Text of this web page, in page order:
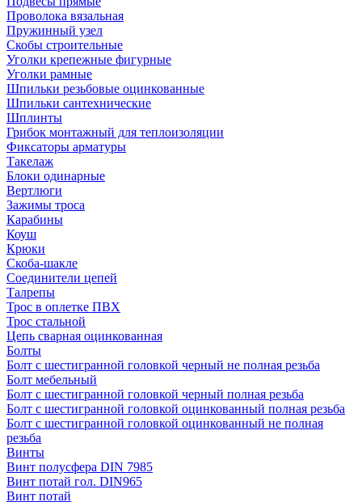
Проволока вязальная
Пружинный узел
Скобы строительные
Уголки крепежные фигурные
Уголки рамные
Шпильки резьбовые оцинкованные
Шпильки сантехнические
Шплинты
Грибок монтажный для теплоизоляции
Фиксаторы арматуры
Такелаж
Блоки одинарные
Вертлюги
Зажимы троса
Карабины
Коуш
Крюки
Скоба-шакле
Соединители цепей
Талрепы
Трос в оплетке ПВХ
Трос стальной
Цепь сварная оцинкованная
Болты
Болт с шестигранной головкой черный не полная резьба
Болт мебельный
Болт с шестигранной головкой черный полная резьба
Болт с шестигранной головкой оцинкованный полная резьба
Болт с шестигранной головкой оцинкованный не полная
резьба
Винты
Винт полусфера DIN 7985
Винт потай гол. DIN965
Винт потай